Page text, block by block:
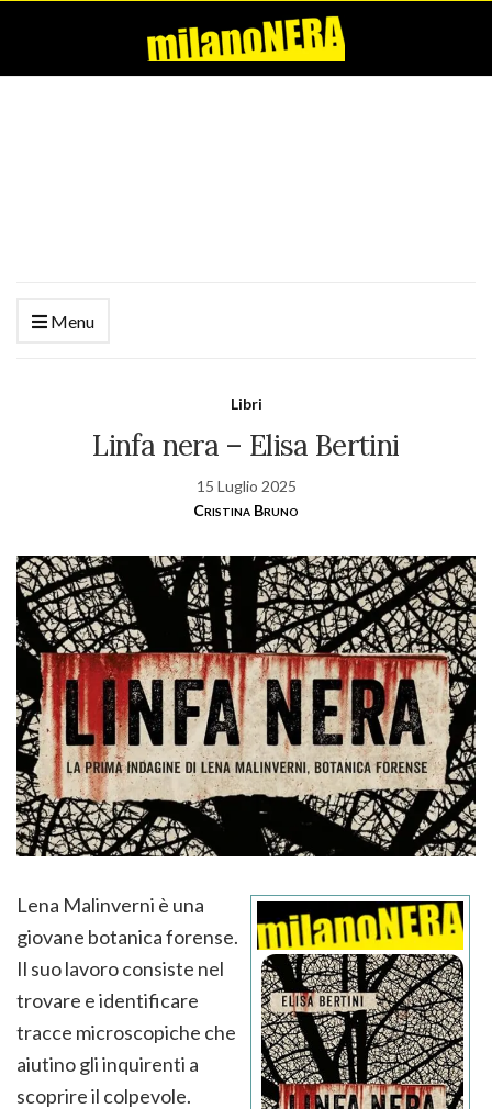
Menu
Libri
Linfa nera – Elisa Bertini
15 Luglio 2025
Cristina Bruno
Lena Malinverni è una
giovane botanica forense.
Il suo lavoro consiste nel
trovare e identificare
tracce microscopiche che
aiutino gli inquirenti a
scoprire il colpevole.